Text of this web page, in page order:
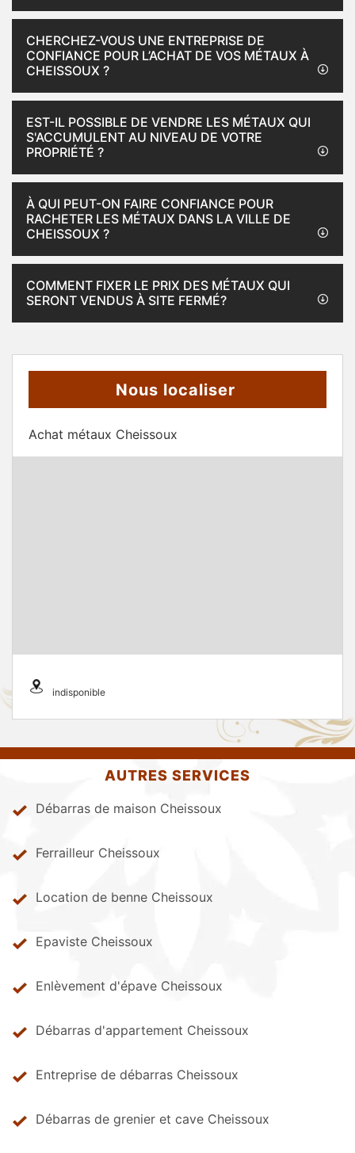
CHERCHEZ-VOUS UNE ENTREPRISE DE
CONFIANCE POUR L’ACHAT DE VOS MÉTAUX À
CHEISSOUX ?
EST-IL POSSIBLE DE VENDRE LES MÉTAUX QUI
S'ACCUMULENT AU NIVEAU DE VOTRE
PROPRIÉTÉ ?
À QUI PEUT-ON FAIRE CONFIANCE POUR
RACHETER LES MÉTAUX DANS LA VILLE DE
CHEISSOUX ?
COMMENT FIXER LE PRIX DES MÉTAUX QUI
SERONT VENDUS À SITE FERMÉ?
Nous localiser
Achat métaux Cheissoux
indisponible
AUTRES SERVICES
Débarras de maison Cheissoux
Ferrailleur Cheissoux
Location de benne Cheissoux
Epaviste Cheissoux
Enlèvement d'épave Cheissoux
Débarras d'appartement Cheissoux
Entreprise de débarras Cheissoux
Débarras de grenier et cave Cheissoux